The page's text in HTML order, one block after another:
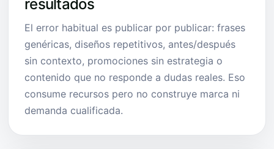
resultados
El error habitual es publicar por publicar: frases
genéricas, diseños repetitivos, antes/después
sin contexto, promociones sin estrategia o
contenido que no responde a dudas reales. Eso
consume recursos pero no construye marca ni
demanda cualificada.